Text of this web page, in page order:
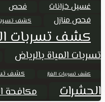
غسيل خزانات فحص
فحص منازل كشف
كشف تسربات
تسربات المياة بالرياض
كشف تسريبات الغاز كشف
الحشرات
مكافحة